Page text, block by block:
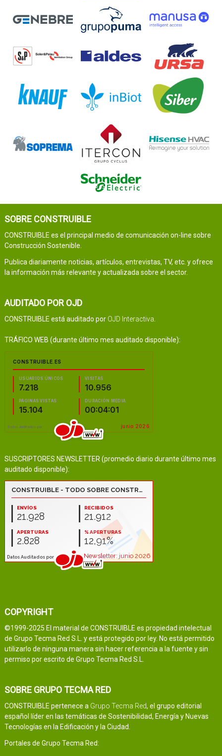
SOBRE CONSTRUIBLE
CONSTRUIBLE es el principal medio de comunicación on-line sobre
Construcción Sostenible.
Publica diariamente noticias, artículos, entrevistas, TV, etc. y ofrece
la información más relevante y actualizada sobre el sector.
AUDITADO POR OJD
CONSTRUIBLE está auditado por OJD Interactiva
TRÁFICO WEB (durante último mes auditado disponible):
SUSCRIPTORES NEWSLETTER (promedio diario durante último mes
auditado disponible):
COPYRIGHT
©1999-2025 El material de CONSTRUIBLE es propiedad intelectual
de Grupo Tecma Red S.L. y está protegido por ley. No está permitido
utilizarlo de ninguna manera sin hacer referencia a la fuente y sin
permiso por escrito de Grupo Tecma Red S.L.
SOBRE GRUPO TECMA RED
CONSTRUIBLE pertenece a Grupo Tecma Red, el grupo editorial
español líder en las temáticas de Sostenibilidad, Energía y Nuevas
Tecnologías en la Edificación y la Ciudad.
Portales de Grupo Tecma Red: